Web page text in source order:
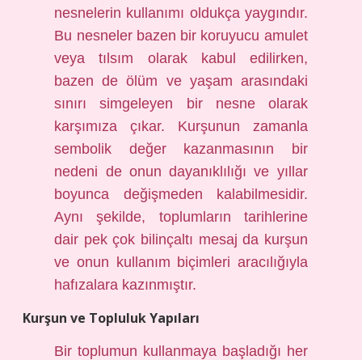
nesnelerin kullanımı oldukça yaygındır.
Bu nesneler bazen bir koruyucu amulet
veya tılsım olarak kabul edilirken,
bazen de ölüm ve yaşam arasındaki
sınırı simgeleyen bir nesne olarak
karşımıza çıkar. Kurşunun zamanla
sembolik değer kazanmasının bir
nedeni de onun dayanıklılığı ve yıllar
boyunca değişmeden kalabilmesidir.
Aynı şekilde, toplumların tarihlerine
dair pek çok bilinçaltı mesaj da kurşun
ve onun kullanım biçimleri aracılığıyla
hafızalara kazınmıştır.
Kurşun ve Topluluk Yapıları
Bir toplumun kullanmaya başladığı her